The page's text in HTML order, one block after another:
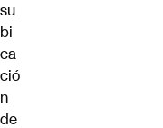
su
bi
ca
ció
n
de